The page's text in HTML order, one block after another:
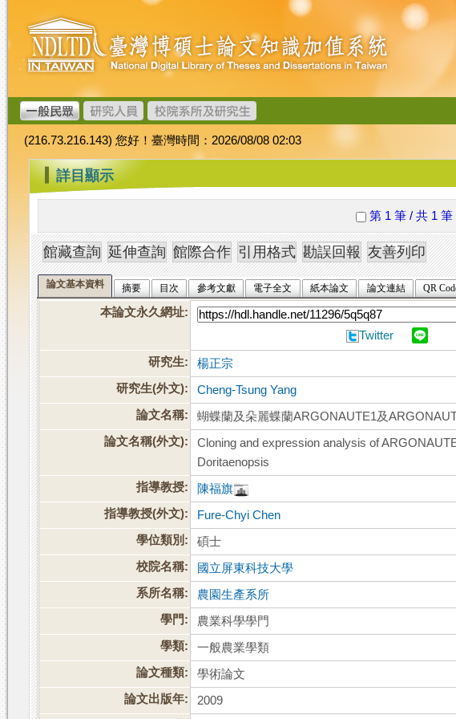
跳
到
主
要
內
容
臺
灣
博
碩
士
論
文
加
值
系
統
(216.73.216.143) 您好！臺灣時間：2026/08/08 02:03
::: 詳目顯示
第 1 筆 / 共 1 筆
論文基本資料 摘要 目次 參考文獻 電子全文 紙本論文 論文連結 QR
本論文永久網址:
Twitter
研究生:
楊正宗
研究生(外文):
Cheng-Tsung Yang
論文名稱:
蝴蝶蘭及朵麗蝶蘭ARGONAUTE1及
論文名稱(外文):
Cloning and expression analysis of
Doritaenopsis
指導教授:
陳福旗
指導教授(外文):
Fure-Chyi Chen
學位類別:
碩士
校院名稱:
國立屏東科技大學
系所名稱:
農園生產系所
學門:
農業科學學門
學類:
一般農業學類
論文種類:
學術論文
論文出版年:
2009